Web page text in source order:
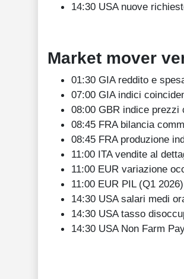
14:30 USA nuove
Market mover
01:30 GIA reddito e
07:00 GIA indici
08:00 GBR indice prezzi
08:45 FRA bilancia
08:45 FRA produzione
11:00 ITA vendite al
11:00 EUR variazione
11:00 EUR PIL (Q1 2026)
14:30 USA salari medi
14:30 USA tasso
14:30 USA Non Farm